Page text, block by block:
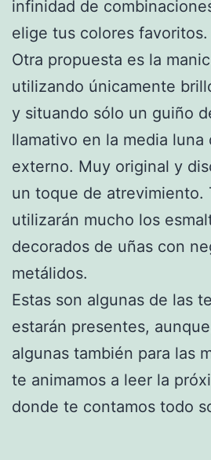
infinidad de
elige tus colores favoritos.
Otra propuesta es la
utilizando únicamente
y situando sólo un guiño
llamativo en la media luna
externo. Muy original y
un toque de atrevimiento.
utilizarán mucho los
decorados de uñas con
metálidos.
Estas son algunas de las
estarán presentes,
algunas también para las
te animamos a leer la
donde te contamos todo